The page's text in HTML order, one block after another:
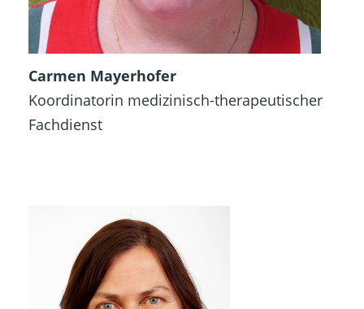
Carmen Mayerhofer
Koordinatorin medizinisch-therapeutischer
Fachdienst